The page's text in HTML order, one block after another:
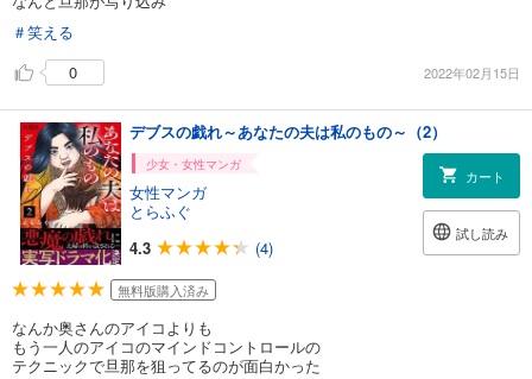
＃笑える
0
2022年02月15日
デブスの戯れ～あなたの夫は私のもの～（2）
少女・女性マンガ
女性マンガ
とらふぐ
4.3
(4)
カート
試し読み
無料版購入済み
なんか奥さんのアイコよりも
もう一人のアイコのマインドコントロールの
テクニックで旦那を狙ってるのが面白かった